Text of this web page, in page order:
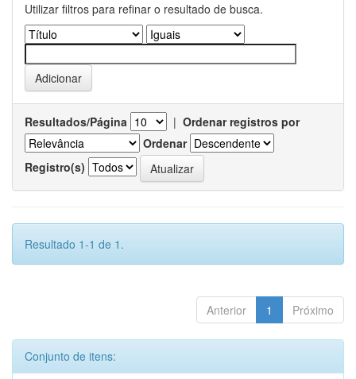
Utilizar filtros para refinar o resultado de busca.
Resultados/Página | Ordenar registros por
Ordenar
Registro(s)
Resultado 1-1 de 1.
Anterior 1 Próximo
Conjunto de itens: